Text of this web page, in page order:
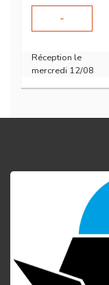
-
Réception le
mercredi 12/08